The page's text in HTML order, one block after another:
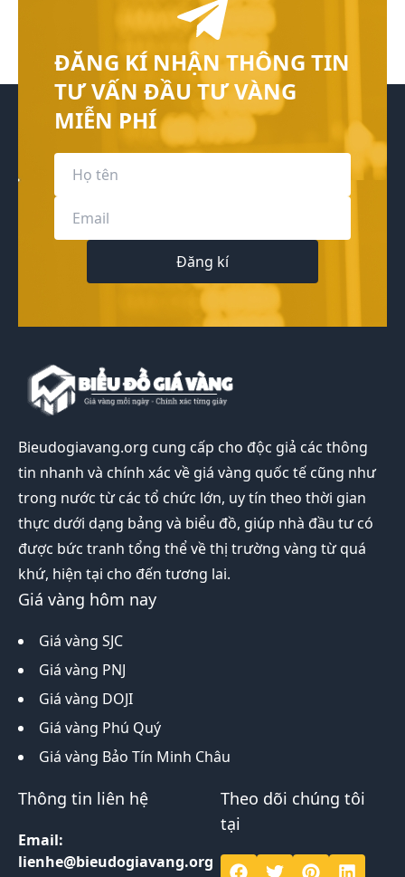
ĐĂNG KÍ NHẬN THÔNG TIN
TƯ VẤN ĐẦU TƯ VÀNG
MIỄN PHÍ
Đăng kí
Bieudogiavang.org cung cấp cho độc giả các thông
tin nhanh và chính xác về giá vàng quốc tế cũng như
trong nước từ các tổ chức lớn, uy tín theo thời gian
thực dưới dạng bảng và biểu đồ, giúp nhà đầu tư có
được bức tranh tổng thể về thị trường vàng từ quá
khứ, hiện tại cho đến tương lai.
Giá vàng hôm nay
Giá vàng SJC
Giá vàng PNJ
Giá vàng DOJI
Giá vàng Phú Quý
Giá vàng Bảo Tín Minh Châu
Thông tin liên hệ
Email:
lienhe@bieudogiavang.org
Theo dõi chúng tôi
tại